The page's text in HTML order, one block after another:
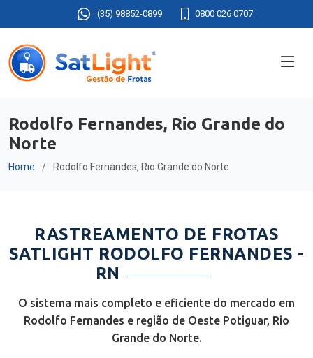
(35) 98852-0899 0800 026 0707
Rodolfo Fernandes, Rio Grande do
Norte
Home Rodolfo Fernandes, Rio Grande do Norte
RASTREAMENTO DE FROTAS
SATLIGHT RODOLFO FERNANDES -
RN
O sistema mais completo e eficiente do mercado em
Rodolfo Fernandes e região de Oeste Potiguar, Rio
Grande do Norte.